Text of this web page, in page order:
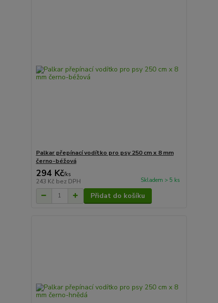
Palkar přepínací vodítko pro psy 250 cm x 8 mm
černo-béžová
294 Kč/ks
243 Kč bez DPH Skladem > 5 ks
Přidat do košíku